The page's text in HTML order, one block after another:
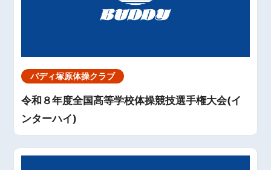
バディ塚原体操クラブ
令和８年度全国高等学校体操競技選手権大会(イ
ンターハイ)